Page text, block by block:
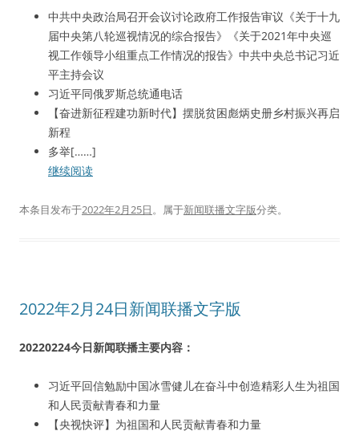
中共中央政治局召开会议讨论政府工作报告审议《关于十九
届中央第八轮巡视情况的综合报告》《关于2021年中央巡
视工作领导小组重点工作情况的报告》中共中央总书记习近
平主持会议
习近平同俄罗斯总统通电话
【奋进新征程建功新时代】摆脱贫困彪炳史册乡村振兴再启
新程
多举[……]
继续阅读
本条目发布于2022年2月25日。属于新闻联播文字版分类。
2022年2月24日新闻联播文字版
20220224今日新闻联播主要内容：
习近平回信勉励中国冰雪健儿在奋斗中创造精彩人生为祖国
和人民贡献青春和力量
【央视快评】为祖国和人民贡献青春和力量